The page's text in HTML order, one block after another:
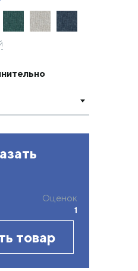
Оценок
1
товар